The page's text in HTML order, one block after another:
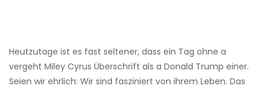
Heutzutage ist es fast seltener, dass ein Tag ohne a
vergeht Miley Cyrus Überschrift als a Donald Trump einer.
Seien wir ehrlich: Wir sind fasziniert von ihrem Leben. Das